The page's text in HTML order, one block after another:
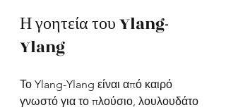
Η γοητεία του Ylang-
Ylang
Το Ylang-Ylang είναι από καιρό
γνωστό για το πλούσιο, λουλουδάτο